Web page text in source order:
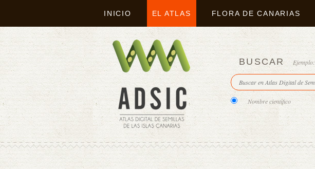
INICIO EL ATLAS FLORA DE CANARIAS
BUSCAR Ejemplo:
Nombre científico